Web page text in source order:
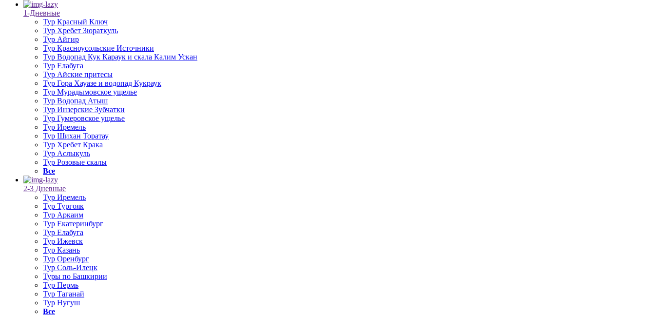
1-Дневные
Тур Красный Ключ
Тур Хребет Зюраткуль
Тур Айгир
Тур Красноусольские Источники
Тур Водопад Кук Караук и скала Калим Ускан
Тур Елабуга
Тур Айские притесы
Тур Гора Хауазе и водопад Кукраук
Тур Мурадымовское ущелье
Тур Водопад Атыш
Тур Инзерские Зубчатки
Тур Гумеровское ущелье
Тур Иремель
Тур Шихан Торатау
Тур Хребет Крака
Тур Аслыкуль
Тур Розовые скалы
Все
2-3 Дневные
Тур Иремель
Тур Тургояк
Тур Аркаим
Тур Екатеринбург
Тур Елабуга
Тур Ижевск
Тур Казань
Тур Оренбург
Тур Соль-Илецк
Туры по Башкирии
Тур Пермь
Тур Таганай
Тур Нугуш
Все